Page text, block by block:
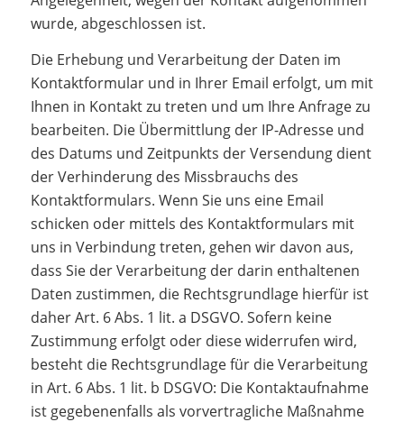
wurde, abgeschlossen ist.
Die Erhebung und Verarbeitung der Daten im
Kontaktformular und in Ihrer Email erfolgt, um mit
Ihnen in Kontakt zu treten und um Ihre Anfrage zu
bearbeiten. Die Übermittlung der IP-Adresse und
des Datums und Zeitpunkts der Versendung dient
der Verhinderung des Missbrauchs des
Kontaktformulars. Wenn Sie uns eine Email
schicken oder mittels des Kontaktformulars mit
uns in Verbindung treten, gehen wir davon aus,
dass Sie der Verarbeitung der darin enthaltenen
Daten zustimmen, die Rechtsgrundlage hierfür ist
daher Art. 6 Abs. 1 lit. a DSGVO. Sofern keine
Zustimmung erfolgt oder diese widerrufen wird,
besteht die Rechtsgrundlage für die Verarbeitung
in Art. 6 Abs. 1 lit. b DSGVO: Die Kontaktaufnahme
ist gegebenenfalls als vorvertragliche Maßnahme